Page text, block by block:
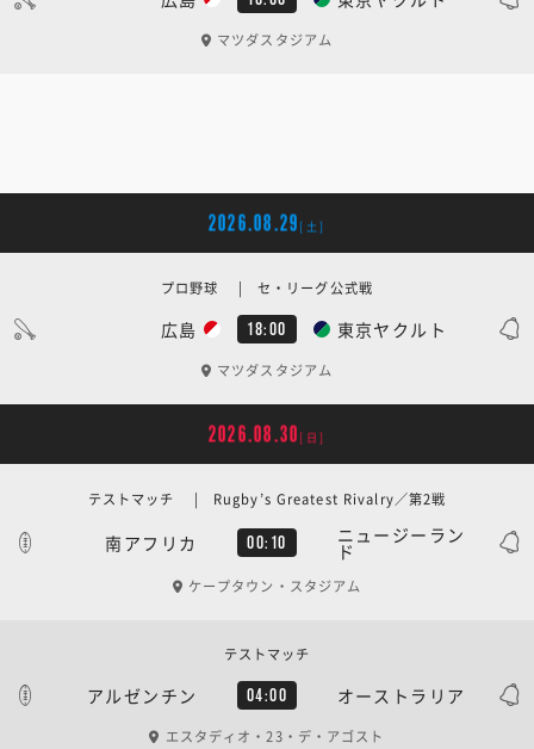
マツダスタジアム
2026.08.29 [土]
広島 18:00 東京ヤクルト
プロ野球 | セ・リーグ公式戦
マツダスタジアム
2026.08.30 [日]
南アフリカ 00:10 ニュージーラン
ド
テストマッチ | Rugby’s Greatest Rivalry／第2戦
ケープタウン・スタジアム
アルゼンチン 04:00 オーストラリア
テストマッチ
エスタディオ・23・デ・アゴスト